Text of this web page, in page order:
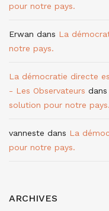
pour notre pays.
Erwan dans La
notre pays.
La démocratie directe
- Les Observateurs dans
solution pour notre pays.
vanneste dans La
pour notre pays.
ARCHIVES